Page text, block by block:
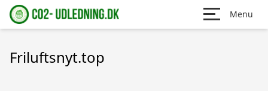
Menu
Friluftsnyt.top